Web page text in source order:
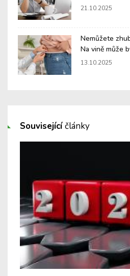
21.10.2025
Nemůžete
Na vině může
13.10.2025
Souvisejícíčlánky